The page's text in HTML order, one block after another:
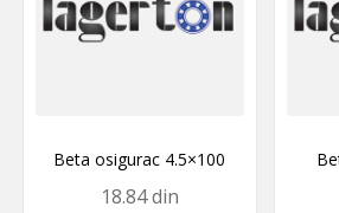
Beta osigurac 4.5×100
18.84din